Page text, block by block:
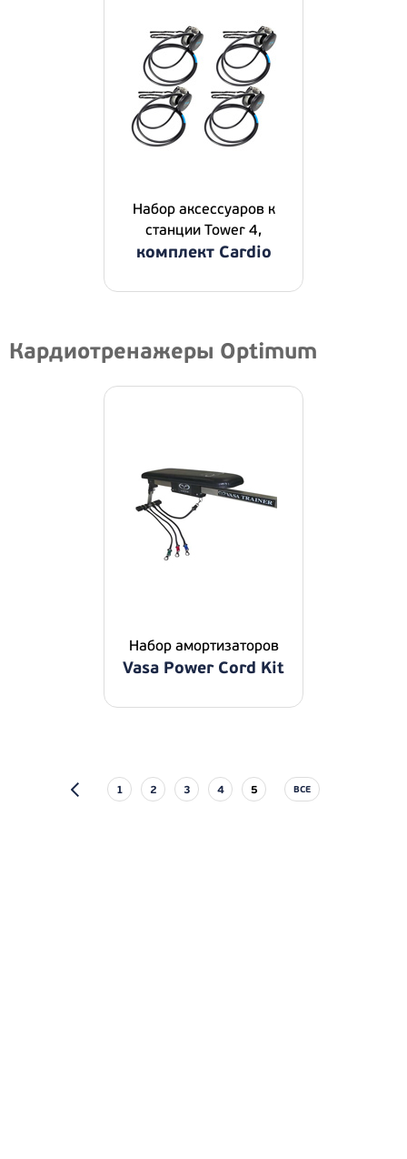
Набор аксессуаров к
станции Tower 4,
комплект Cardio
Кардиотренажеры Optimum
Набор амортизаторов
Vasa Power Cord Kit
1 2 3 4 5 ВСЕ